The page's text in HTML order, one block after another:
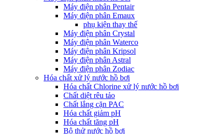
Máy điện phân Pentair
Máy điện phân Emaux
phụ kiện thay thế
Máy điện phân Crystal
Máy điện phân Waterco
Máy điện phân Kripsol
Máy điện phân Astral
Máy điện phân Zodiac
Hóa chất xử lý nước hồ bơi
Hóa chất Chlorine xử lý nước hồ bơi
Chất diệt rêu tảo
Chất lắng cặn PAC
Hóa chất giảm pH
Hóa chất tăng pH
Bộ thử nước hồ bơi